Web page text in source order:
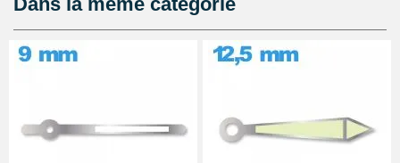
Outil Horotec Aiguilles pour
Montre - diam. 0.50 et 1.00
Outil pour Pose d'Aiguille de